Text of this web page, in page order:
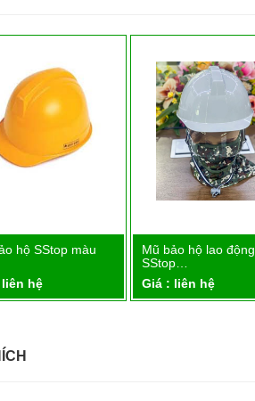
Chi tiết
hộ SStop màu
hệ
Chi tiết
Mũ bảo hộ lao động
SStop…
Giá : liên hệ